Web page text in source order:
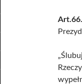
Art.66.